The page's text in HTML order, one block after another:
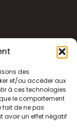
des
et/ou accéder aux
à ces technologies
le comportement
fait de ne pas
avoir un effet négatif